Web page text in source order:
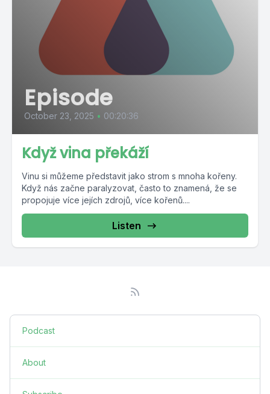
Episode
October 23, 2025 • 00:20:36
Když vina překáží
Vinu si můžeme představit jako strom s mnoha kořeny.
Když nás začne paralyzovat, často to znamená, že se
propojuje více jejích zdrojů, více kořenů....
Listen
Podcast
About